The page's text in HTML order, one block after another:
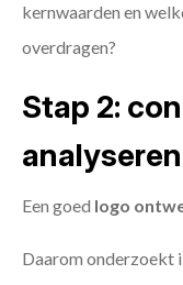
kernwaarden en
overdragen?
Stap 2:
analyseren
Een goed logo
Daarom onderzoekt